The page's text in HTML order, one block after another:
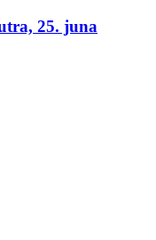
25. juna